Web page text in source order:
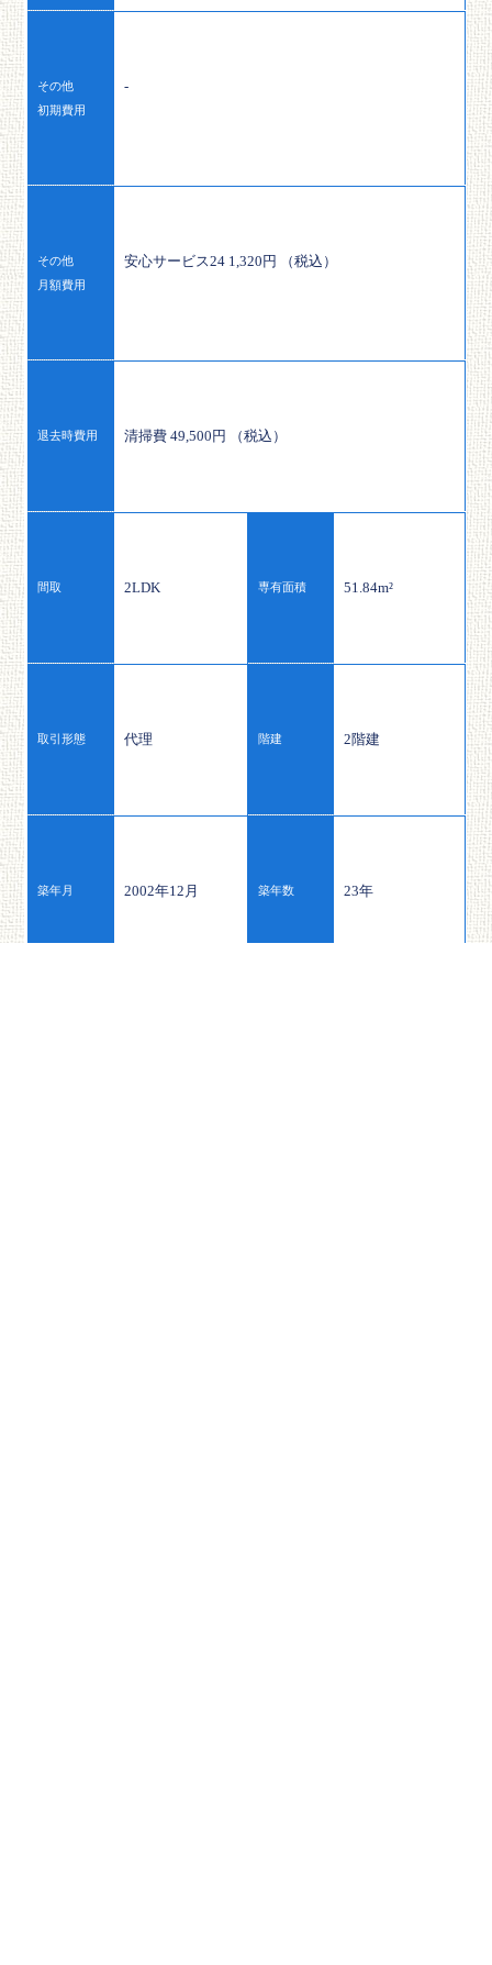
その他
初期費用
-
その他
月額費用
安心サービス24 1,320円 （税込）
退去時費用 清掃費 49,500円 （税込）
間取 2LDK 専有面積 51.84m²
取引形態 代理 階建 2階建
築年月 2002年12月 築年数 23年